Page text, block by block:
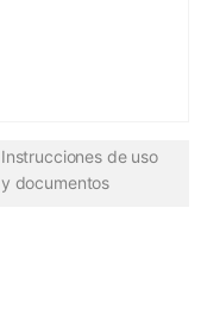
COMPAÑÍA
Instrucciones de uso
y documentos